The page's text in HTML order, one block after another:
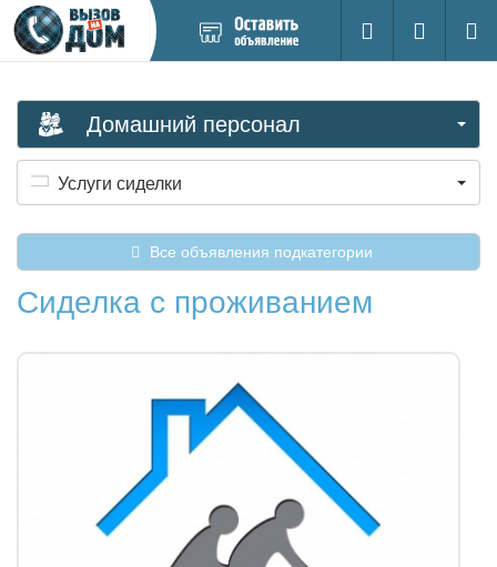
новое
Поиск
Вход на
Домашний персонал
Услуги сиделки
Все объявления подкатегории
Сиделка с проживанием